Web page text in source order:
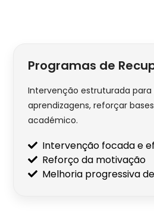
Programas de
Intervenção estruturada
aprendizagens, reforçar
académico.
Intervenção focada e
Reforço da motivação
Melhoria progressiva